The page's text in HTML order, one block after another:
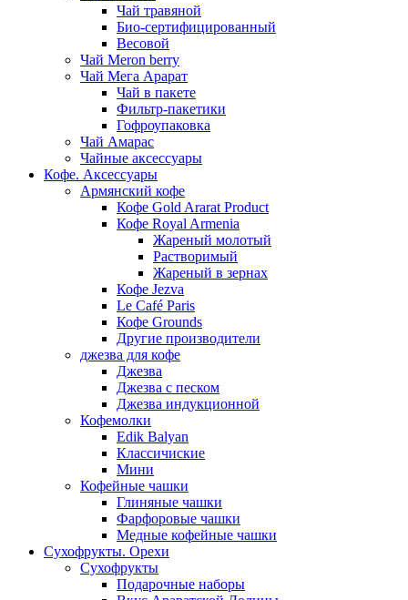
Чай травяной
Био-сертифицированный
Весовой
Чай Meron berry
Чай Мега Арарат
Чай в пакете
Фильтр-пакетики
Гофроупаковка
Чай Амарас
Чайные аксессуары
Кофе. Аксессуары
Армянский кофе
Кофе Gold Ararat Product
Кофе Royal Armenia
Жареный молотый
Растворимый
Жареный в зернах
Кофе Jezva
Le Café Paris
Кофе Grounds
Другие производители
джезва для кофе
Джезва
Джезва с песком
Джезва индукционной
Кофемолки
Edik Balyan
Классичиские
Мини
Кофейные чашки
Глиняные чашки
Фарфоровые чашки
Медные кофейные чашки
Сухофрукты. Орехи
Сухофрукты
Подарочные наборы